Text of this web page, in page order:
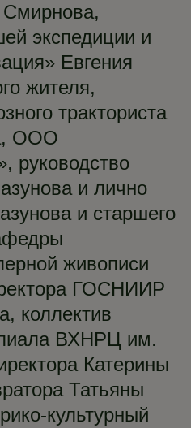
экспедиции и
Евгения
жителя,
тракториста
ООО
руководство
и лично
и старшего
живописи
ГОСНИИР
коллектив
ВХНРЦ им.
Катерины
Татьяны
культурный